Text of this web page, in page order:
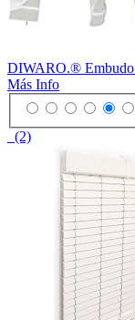
DIWARO.® Embudo
Más Info
(2)